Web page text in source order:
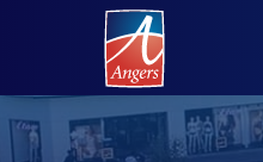
Angers.fr :